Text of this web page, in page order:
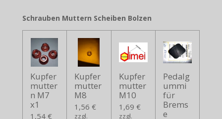
Schrauben Muttern Scheiben Bolzen
Kupfer
mutter
n M7
x1
1,54 €
Kupfer
mutter
M8
1,56 €
zzgl.
Kupfer
mutter
M10
1,69 €
zzgl.
Pedalg
ummi
für
Brems
e